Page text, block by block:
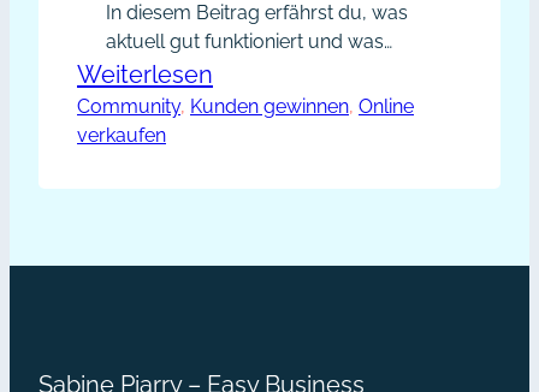
In diesem Beitrag erfährst du, was
aktuell gut funktioniert und was
überhaupt nicht geht.
Weiterlesen
Businesskonzept
neuen
Community, Kunden gewinnen, Online
verkaufen
Sabine Piarry – Easy Business